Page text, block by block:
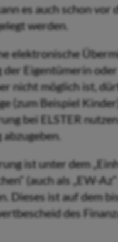
es auch schon vor
werden.
elektronische
der Eigentümerin
nicht möglich ist,
(zum Beispiel
bei ELSTER
ist unter dem
(auch als „EW-
Dieses ist auf dem
des